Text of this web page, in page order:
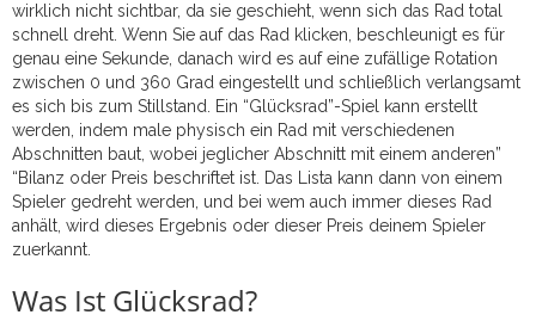
wirklich nicht sichtbar, da sie geschieht, wenn sich das Rad total
schnell dreht. Wenn Sie auf das Rad klicken, beschleunigt es für
genau eine Sekunde, danach wird es auf eine zufällige Rotation
zwischen 0 und 360 Grad eingestellt und schließlich verlangsamt
es sich bis zum Stillstand. Ein “Glücksrad”-Spiel kann erstellt
werden, indem male physisch ein Rad mit verschiedenen
Abschnitten baut, wobei jeglicher Abschnitt mit einem anderen”
“Bilanz oder Preis beschriftet ist. Das Lista kann dann von einem
Spieler gedreht werden, und bei wem auch immer dieses Rad
anhält, wird dieses Ergebnis oder dieser Preis deinem Spieler
zuerkannt.
Was Ist Glücksrad?